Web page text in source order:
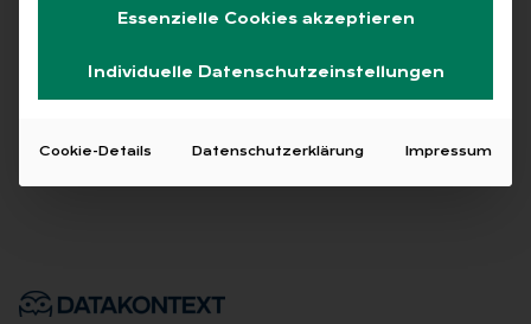
Keine Beiträge gefunden
Essenzielle Cookies akzeptieren
Individuelle Datenschutzeinstellungen
Cookie-Details Datenschutzerklärung Impressum